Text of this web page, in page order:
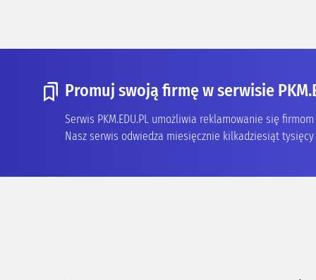
Promuj swoją firmę w serwisie
Serwis PKM.EDU.PL umożliwia reklamowanie się
Nasz serwis odwiedza miesięcznie kilkadziesiąt